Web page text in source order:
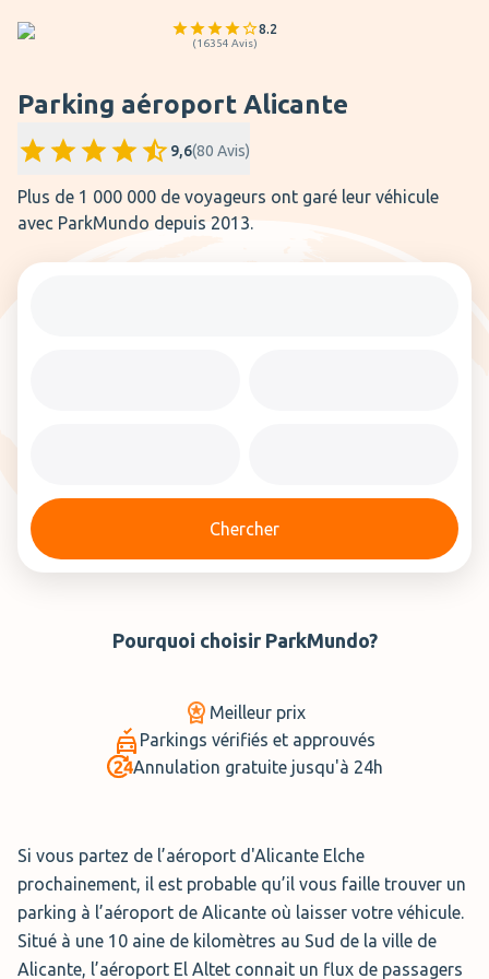
8.2
(16354 Avis)
Parking aéroport Alicante
9,6(80 Avis)
Plus de 1 000 000 de voyageurs ont garé leur véhicule
avec ParkMundo depuis 2013.
Chercher
Pourquoi choisir ParkMundo?
Meilleur prix
Parkings vérifiés et approuvés
Annulation gratuite jusqu'à 24h
Si vous partez de l’aéroport d'Alicante Elche
prochainement, il est probable qu’il vous faille trouver un
parking à l’aéroport de Alicante où laisser votre véhicule.
Situé à une 10 aine de kilomètres au Sud de la ville de
Alicante, l’aéroport El Altet connait un flux de passagers